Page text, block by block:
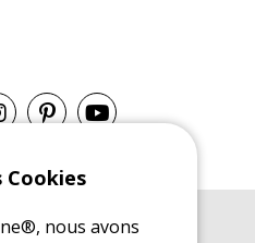
Cookies
nous avons